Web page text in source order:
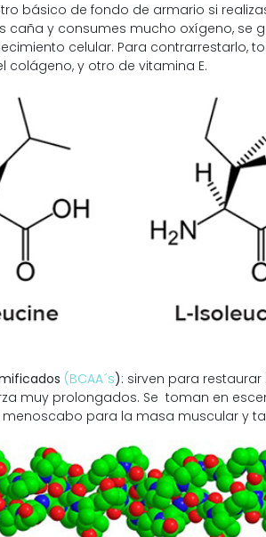
básico de fondo de armario si
caña y consumes mucho oxígeno, se
celular. Para contrarrestarlo,
colágeno, y otro de vitamina E.
(BCAA´s): sirven para
muy prolongados. Se toman en
para la masa muscular y